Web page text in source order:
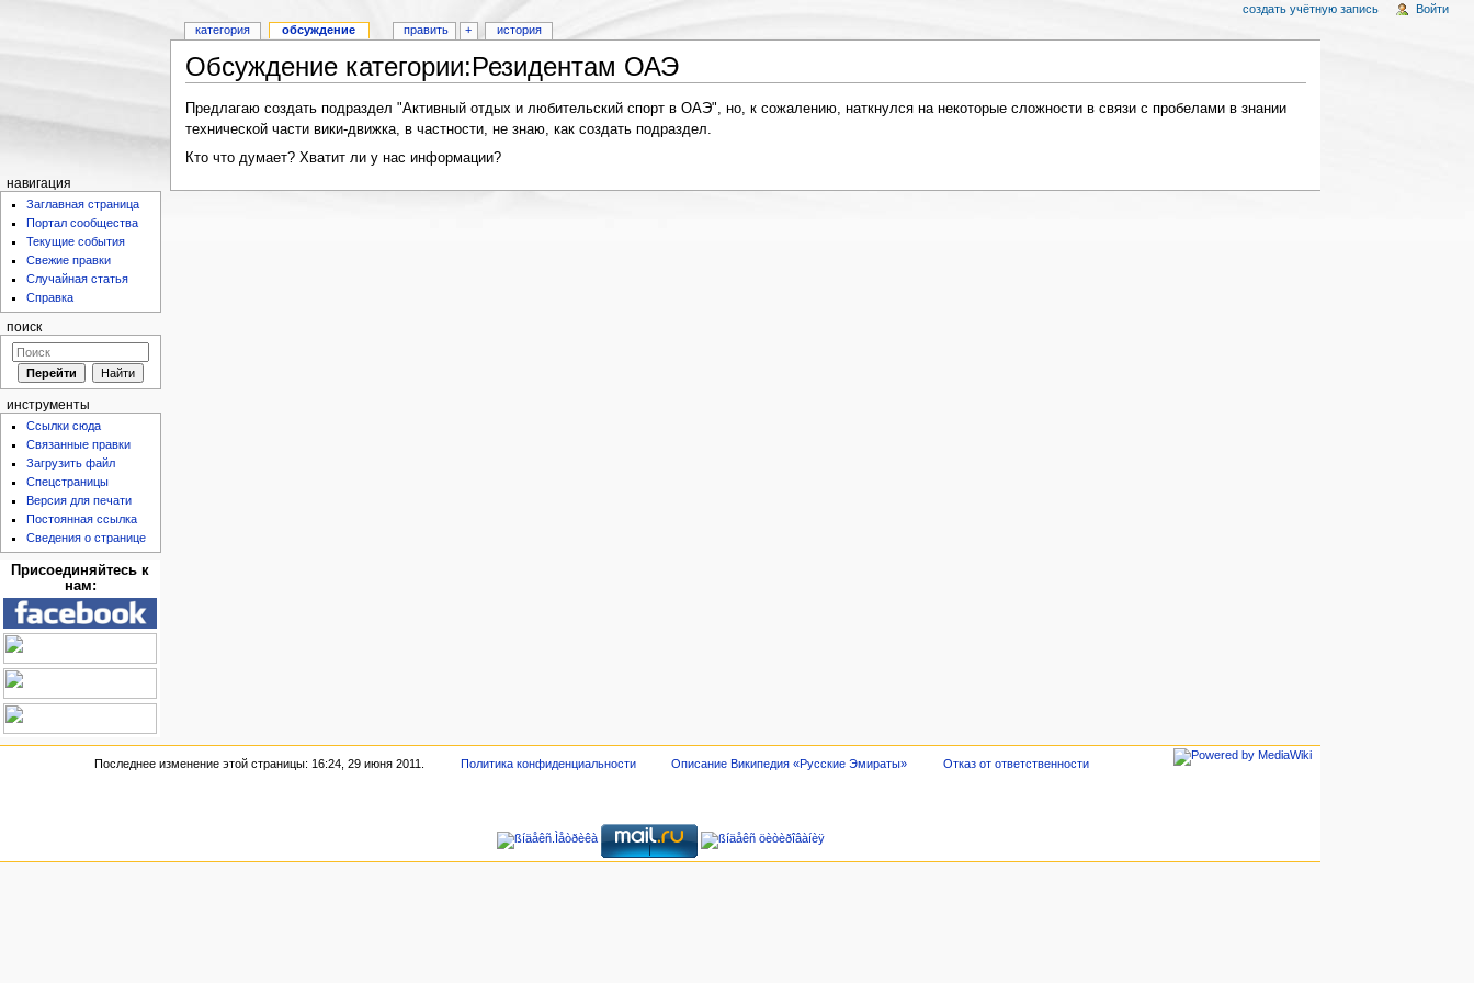
Обсуждение категории:Резидентам ОАЭ
Предлагаю создать подраздел "Активный отдых и любительский спорт в ОАЭ", но, к сожалению, наткнулся на некоторые сложности в связи с пробелами в знании
технической части вики-движка, в частности, не знаю, как создать подраздел.
Кто что думает? Хватит ли у нас информации?
категория обсуждение править + история
создать учётную запись Войти
навигация
Заглавная страница
Портал сообщества
Текущие события
Свежие правки
Случайная статья
Справка
поиск
инструменты
Ссылки сюда
Связанные правки
Загрузить файл
Спецстраницы
Версия для печати
Постоянная ссылка
Сведения о странице
Присоединяйтесь к
нам:
Последнее изменение этой страницы: 16:24, 29 июня 2011. Политика конфиденциальности Описание Википедия «Русские Эмираты» Отказ от ответственности